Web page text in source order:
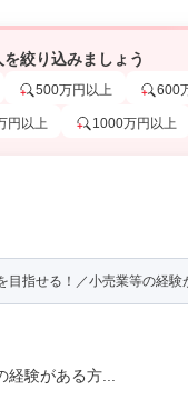
絞り込みましょう
500万円以上 600
円以上 1000万円以上
目指せる！／小売業等の経
験がある方...